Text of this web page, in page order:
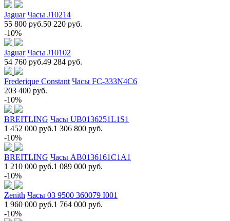
Jaguar Часы J10214
55 800 руб.50 220 руб.
-10%
Jaguar Часы J10102
54 760 руб.49 284 руб.
Frederique Constant Часы FC-333N4C6
203 400 руб.
-10%
BREITLING Часы UB0136251L1S1
1 452 000 руб.1 306 800 руб.
-10%
BREITLING Часы AB0136161C1A1
1 210 000 руб.1 089 000 руб.
-10%
Zenith Часы 03 9500 360079 I001
1 960 000 руб.1 764 000 руб.
-10%